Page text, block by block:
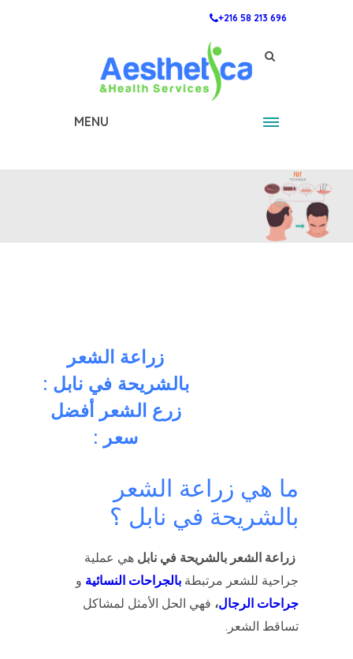
+216 58 213 696
MENU
زراعة الشعر
بالشريحة في نابل :
زرع الشعر أفضل
سعر :
ما هي زراعة الشعر
بالشريحة في نابل ؟
زراعة الشعر بالشريحة في نابل هي عملية
جراحية للشعر مرتبطة بالجراحات النسائية و
جراحات الرجال، فهي الحل الأمثل لمشاكل
تساقط الشعر.